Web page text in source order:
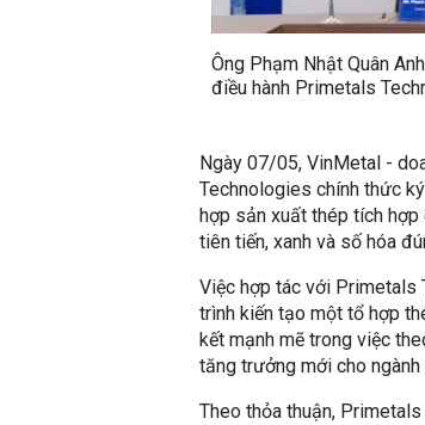
Ông Phạm Nhật Quân
điều hành Primetals
Ngày 07/05, VinMetal -
Technologies chính thức
hợp sản xuất thép tích hợp
tiên tiến, xanh và số hóa
Việc hợp tác với Primetals
trình kiến tạo một tổ hợp
kết mạnh mẽ trong việc
tăng trưởng mới cho
Theo thỏa thuận,